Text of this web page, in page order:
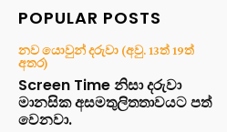
POPULAR POSTS
නව යොවුන් දරුවා (අවු. 13ත් 19ත්
අතර)
Screen Time නිසා දරුවා
මානසික අසමතුලිතතාවයට පත්
වෙනවා.